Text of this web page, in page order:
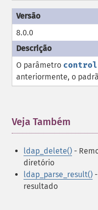
8.0.0
O parâmetro
anteriormente, o
Veja Também
ldap_delete() -
diretório
ldap_parse_result()
resultado